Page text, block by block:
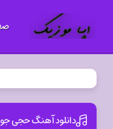
دانلود آهنگ حجی